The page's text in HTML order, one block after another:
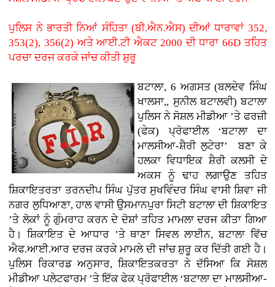
ਪੁਲਿਸ ਨੇ ਭਾਰਤੀ ਨਿਆਂ ਸੰਹਿਤਾ (ਬੀ.ਐਨ.ਐਸ) ਦੀਆਂ ਧਾਰਾਵਾਂ 352,
353(2), 356(2) ਅਤੇ ਆਈ.ਟੀ ਐਕਟ 2000 ਦੀ ਧਾਰਾ 66D ਤਹਿਤ
ਪਰਚਾ ਦਰਜ ਕਰਕੇ ਜਾਂਚ ਕੀਤੀ ਸ਼ੁਰੂ
ਬਟਾਲਾ, 6 ਅਗਸਤ (ਬਲਦੇਵ ਸਿੰਘ
ਖਾਲਸਾ,, ਸੁਨੀਲ ਬਟਾਲਵੀ) ਬਟਾਲਾ
ਪੁਲਿਸ ਨੇ ਸੋਸ਼ਲ ਮੀਡੀਆ ’ਤੇ ਫਰਜ਼ੀ
(ਫੇਕ) ਪ੍ਰੋਫਾਈਲ ‘ਬਟਾਲਾ ਦਾ
ਮਾਲਸੀਆ-ਸ਼ੈਰੀ ਲੁਟੇਰਾ’ ਬਣਾ ਕੇ
ਹਲਕਾ ਵਿਧਾਇਕ ਸ਼ੈਰੀ ਕਲਸੀ ਦੇ
ਅਕਸ ਨੂੰ ਢਾਹ ਲਗਾਉਣ ਤਹਿਤ
ਸ਼ਿਕਾਇਤਰਤਾ ਤਰਨਦੀਪ ਸਿੰਘ ਪੁੱਤਰ ਸੁਖਵਿੰਦਰ ਸਿੰਘ ਵਾਸੀ ਸ਼ਿਵਾ ਜੀ
ਨਗਰ ਲੁਧਿਆਣਾ, ਹਾਲ ਵਾਸੀ ਉਸਮਾਨਪੁਰਾ ਸਿਟੀ ਬਟਾਲਾ ਦੀ ਸ਼ਿਕਾਇਤ
’ਤੇ ਲੋਕਾਂ ਨੂੰ ਗੁੰਮਰਾਹ ਕਰਨ ਦੇ ਦੋਸ਼ਾਂ ਤਹਿਤ ਮਾਮਲਾ ਦਰਜ ਕੀਤਾ ਗਿਆ
ਹੈ। ਸ਼ਿਕਾਇਤ ਦੇ ਆਧਾਰ ’ਤੇ ਥਾਣਾ ਸਿਵਲ ਲਾਈਨ, ਬਟਾਲਾ ਵਿੱਚ
ਐਫ.ਆਈ.ਆਰ ਦਰਜ ਕਰਕੇ ਮਾਮਲੇ ਦੀ ਜਾਂਚ ਸ਼ੁਰੂ ਕਰ ਦਿੱਤੀ ਗਈ ਹੈ।
ਪੁਲਿਸ ਰਿਕਾਰਡ ਅਨੁਸਾਰ, ਸ਼ਿਕਾਇਤਕਰਤਾ ਨੇ ਦੱਸਿਆ ਕਿ ਸੋਸ਼ਲ
ਮੀਡੀਆ ਪਲੇਟਫਾਰਮ ’ਤੇ ਇੱਕ ਫੇਕ ਪ੍ਰੋਫਾਈਲ ‘ਬਟਾਲਾ ਦਾ ਮਾਲਸੀਆ-